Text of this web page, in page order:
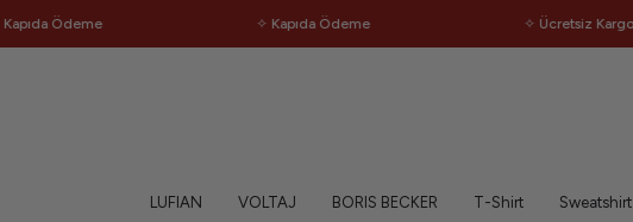
Ödeme ✧ Kapıda Ödeme ✧ Ücretsiz Kargo
LUFIAN VOLTAJ BORIS BECKER T-Shirt Sweatshirt